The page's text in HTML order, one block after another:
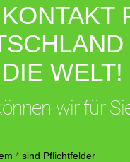
DIE WELT!
wir für
* sind Pflichtfelder